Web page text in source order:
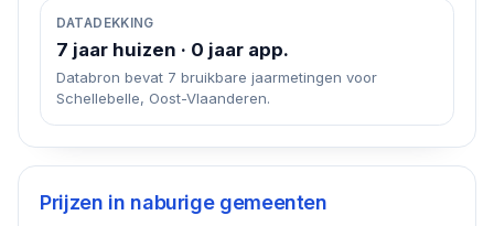
DATADEKKING
7 jaar huizen · 0 jaar app.
Databron bevat 7 bruikbare jaarmetingen voor
Schellebelle, Oost-Vlaanderen.
Prijzen in naburige gemeenten